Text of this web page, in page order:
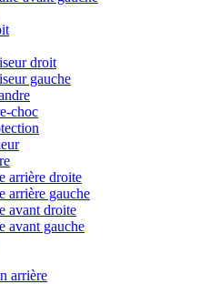
droit
gauche
choc
arrière droite
arrière gauche
avant droite
avant gauche
arrière